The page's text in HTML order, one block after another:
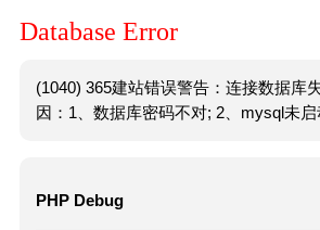
Database Error
(1040) 365建站错误警告：连接数据库
因：1、数据库密码不对; 2、mysql未启
PHP Debug